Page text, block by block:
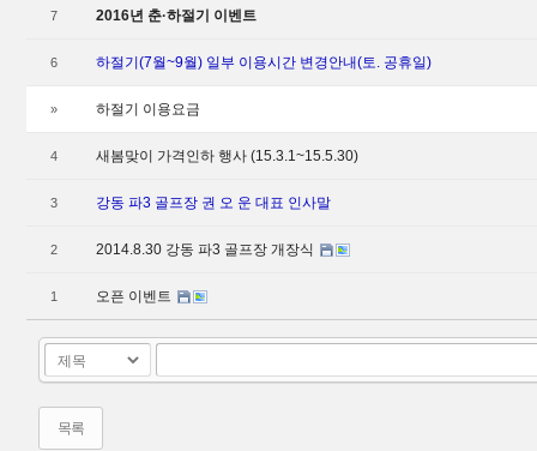
7 2016년 춘·하절기 이벤트
6 하절기(7월~9월) 일부 이용시간 변경안내(토. 공휴일)
» 하절기 이용요금
4 새봄맞이 가격인하 행사 (15.3.1~15.5.30)
3 강동 파3 골프장 권 오 운 대표 인사말
2 2014.8.30 강동 파3 골프장 개장식
1 오픈 이벤트
목록